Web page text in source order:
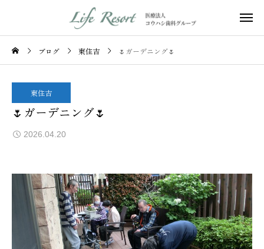
ブログ 東住吉 🌷ガーデニング🌷
東住吉
🌷ガーデニング🌷
2026.04.20